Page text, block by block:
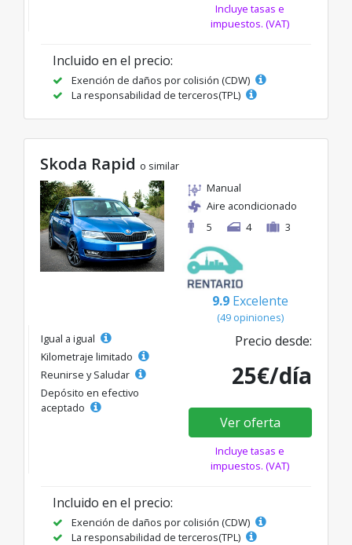
Incluye tasas e
impuestos. (VAT)
Incluido en el precio:
Exención de daños por colisión (CDW)
La responsabilidad de terceros(TPL)
Skoda Rapid o similar
Manual
Aire acondicionado
5
4 3
9.9 Excelente
(49 opiniones)
Igual a igual
Kilometraje limitado
Reunirse y Saludar
Depósito en efectivo
aceptado
Precio desde:
25€/día
Ver oferta
Incluye tasas e
impuestos. (VAT)
Incluido en el precio:
Exención de daños por colisión (CDW)
La responsabilidad de terceros(TPL)